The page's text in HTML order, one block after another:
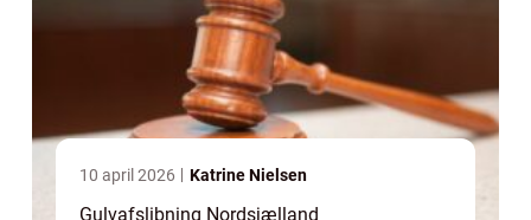
10 april 2026 Katrine Nielsen
Gulvafslibning Nordsjælland